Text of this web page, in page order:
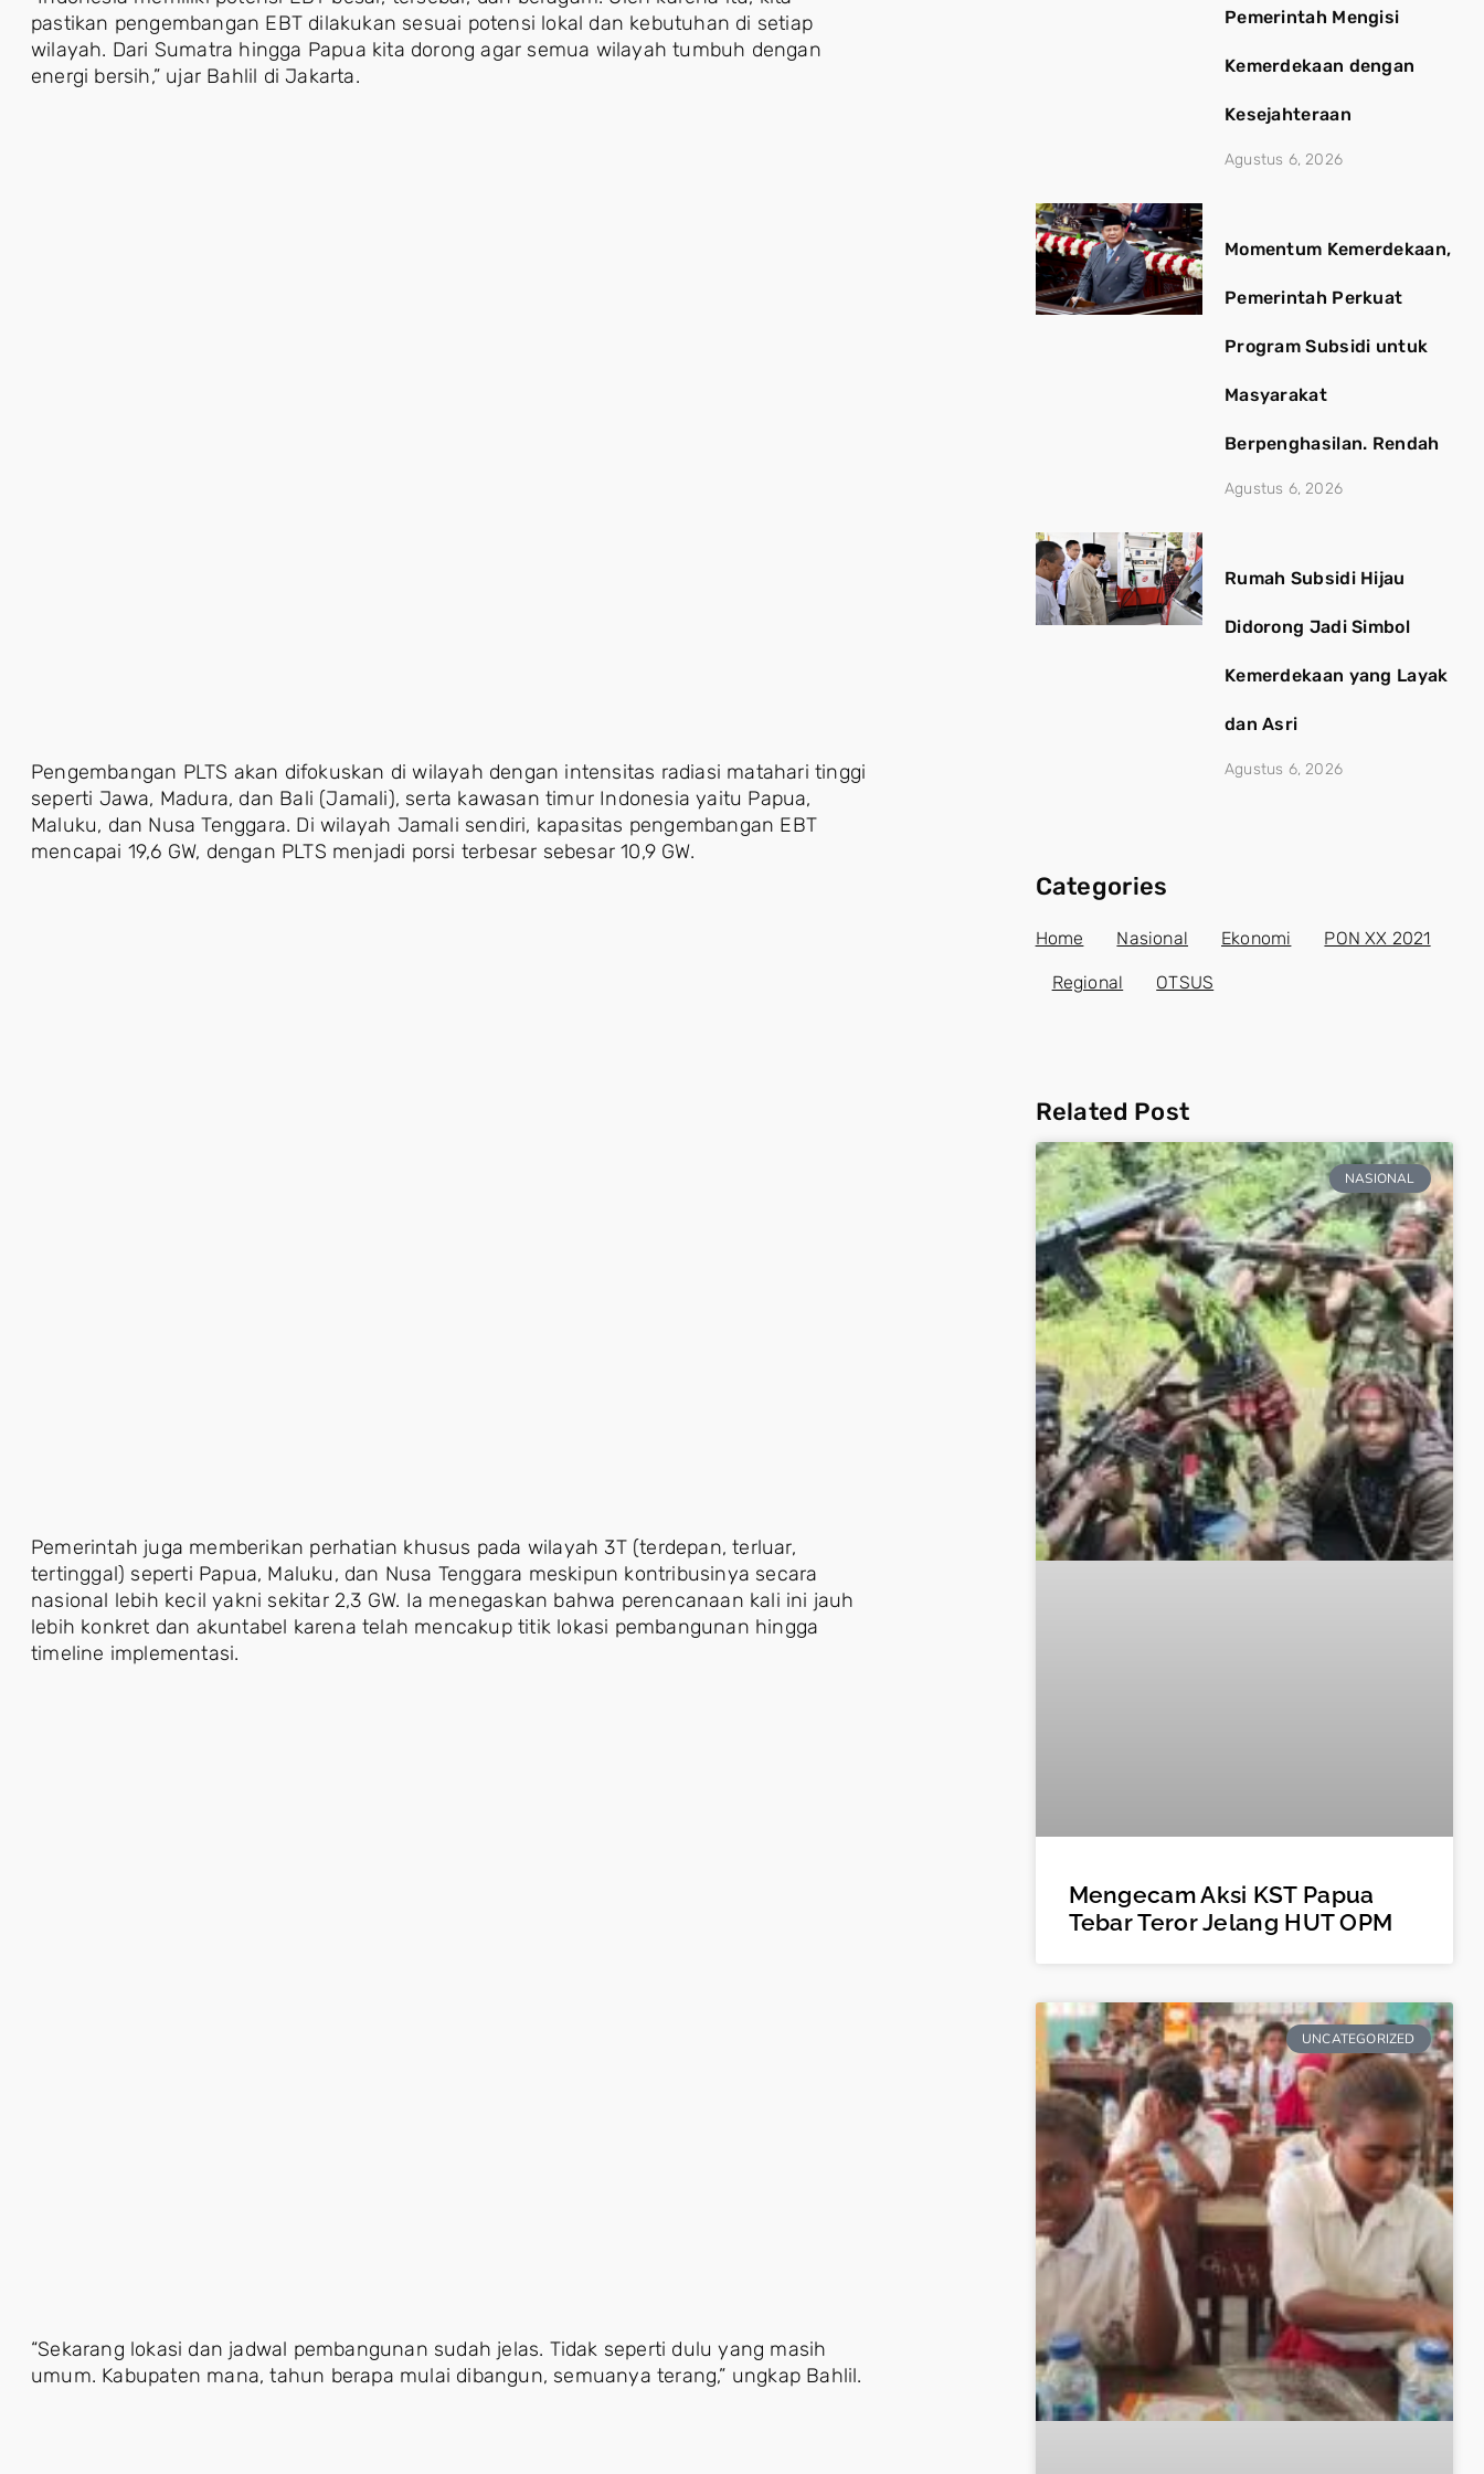
pastikan pengembangan EBT dilakukan sesuai potensi lokal dan kebutuhan di setiap
wilayah. Dari Sumatra hingga Papua kita dorong agar semua wilayah tumbuh dengan
energi bersih,” ujar Bahlil di Jakarta.
Pengembangan PLTS akan difokuskan di wilayah dengan intensitas radiasi matahari tinggi
seperti Jawa, Madura, dan Bali (Jamali), serta kawasan timur Indonesia yaitu Papua,
Maluku, dan Nusa Tenggara. Di wilayah Jamali sendiri, kapasitas pengembangan EBT
mencapai 19,6 GW, dengan PLTS menjadi porsi terbesar sebesar 10,9 GW.
Pemerintah juga memberikan perhatian khusus pada wilayah 3T (terdepan, terluar,
tertinggal) seperti Papua, Maluku, dan Nusa Tenggara meskipun kontribusinya secara
nasional lebih kecil yakni sekitar 2,3 GW. Ia menegaskan bahwa perencanaan kali ini jauh
lebih konkret dan akuntabel karena telah mencakup titik lokasi pembangunan hingga
timeline implementasi.
“Sekarang lokasi dan jadwal pembangunan sudah jelas. Tidak seperti dulu yang masih
umum. Kabupaten mana, tahun berapa mulai dibangun, semuanya terang,” ungkap Bahlil.
Pemerintah Mengisi
Kemerdekaan dengan
Kesejahteraan
Agustus 6, 2026
Momentum Kemerdekaan,
Pemerintah Perkuat
Program Subsidi untuk
Masyarakat
Berpenghasilan. Rendah
Agustus 6, 2026
Rumah Subsidi Hijau
Didorong Jadi Simbol
Kemerdekaan yang Layak
dan Asri
Agustus 6, 2026
Categories
Home Nasional Ekonomi PON XX 2021
Regional OTSUS
Related Post
NASIONAL
Mengecam Aksi KST Papua
Tebar Teror Jelang HUT OPM
UNCATEGORIZED